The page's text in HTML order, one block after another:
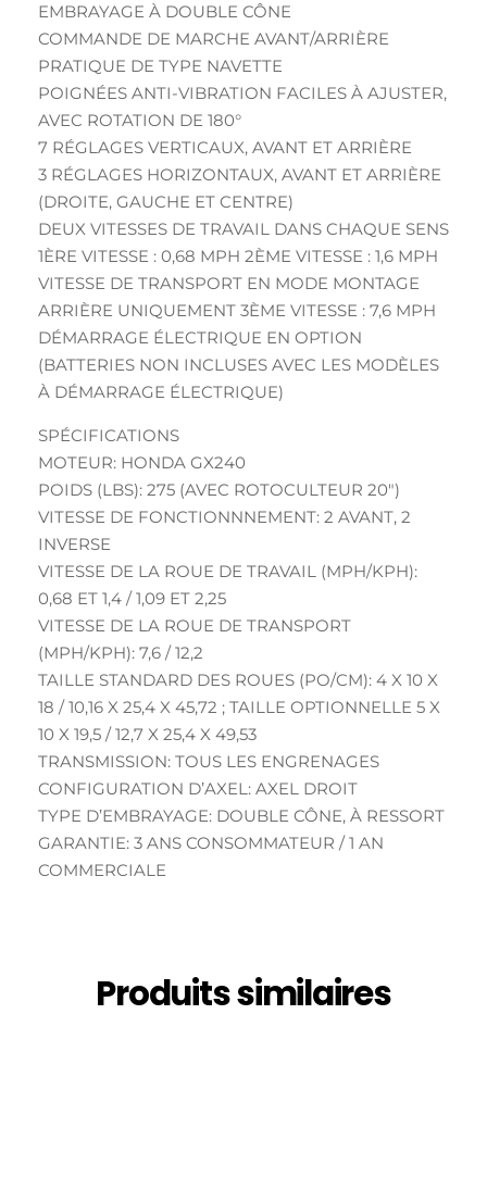
EMBRAYAGE À DOUBLE CÔNE
COMMANDE DE MARCHE AVANT/ARRIÈRE
PRATIQUE DE TYPE NAVETTE
POIGNÉES ANTI-VIBRATION FACILES À AJUSTER,
AVEC ROTATION DE 180°
7 RÉGLAGES VERTICAUX, AVANT ET ARRIÈRE
3 RÉGLAGES HORIZONTAUX, AVANT ET ARRIÈRE
(DROITE, GAUCHE ET CENTRE)
DEUX VITESSES DE TRAVAIL DANS CHAQUE SENS
1ÈRE VITESSE : 0,68 MPH 2ÈME VITESSE : 1,6 MPH
VITESSE DE TRANSPORT EN MODE MONTAGE
ARRIÈRE UNIQUEMENT 3ÈME VITESSE : 7,6 MPH
DÉMARRAGE ÉLECTRIQUE EN OPTION
(BATTERIES NON INCLUSES AVEC LES MODÈLES
À DÉMARRAGE ÉLECTRIQUE)
SPÉCIFICATIONS
MOTEUR: HONDA GX240
POIDS (LBS): 275 (AVEC ROTOCULTEUR 20″)
VITESSE DE FONCTIONNNEMENT: 2 AVANT, 2
INVERSE
VITESSE DE LA ROUE DE TRAVAIL (MPH/KPH):
0,68 ET 1,4 / 1,09 ET 2,25
VITESSE DE LA ROUE DE TRANSPORT
(MPH/KPH): 7,6 / 12,2
TAILLE STANDARD DES ROUES (PO/CM): 4 X 10 X
18 / 10,16 X 25,4 X 45,72 ; TAILLE OPTIONNELLE 5 X
10 X 19,5 / 12,7 X 25,4 X 49,53
TRANSMISSION: TOUS LES ENGRENAGES
CONFIGURATION D’AXEL: AXEL DROIT
TYPE D’EMBRAYAGE: DOUBLE CÔNE, À RESSORT
GARANTIE: 3 ANS CONSOMMATEUR / 1 AN
COMMERCIALE
Produits similaires